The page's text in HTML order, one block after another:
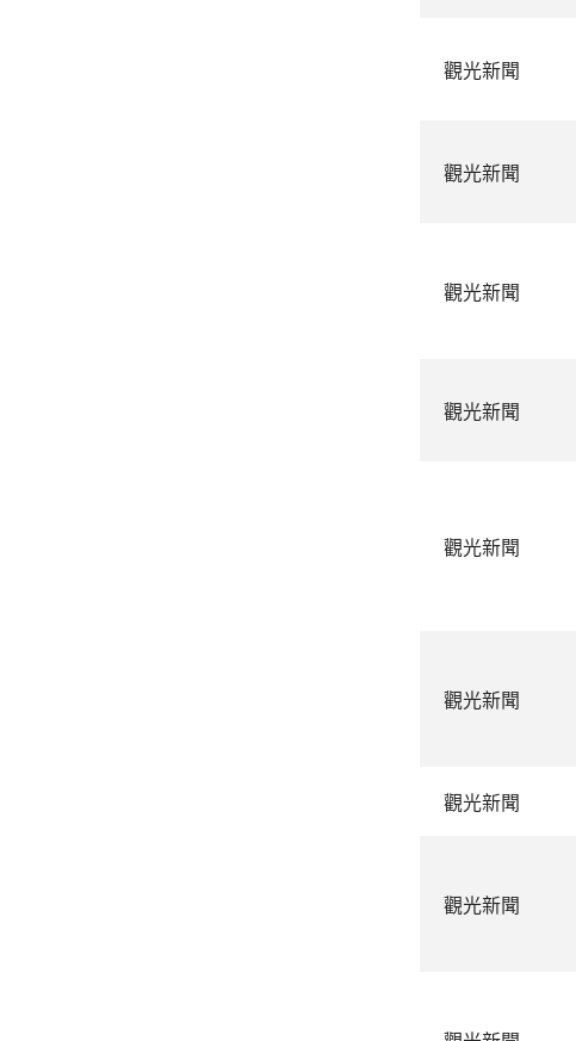
觀光新聞
觀光新聞
觀光新聞
觀光新聞
觀光新聞
觀光新聞
觀光新聞
觀光新聞